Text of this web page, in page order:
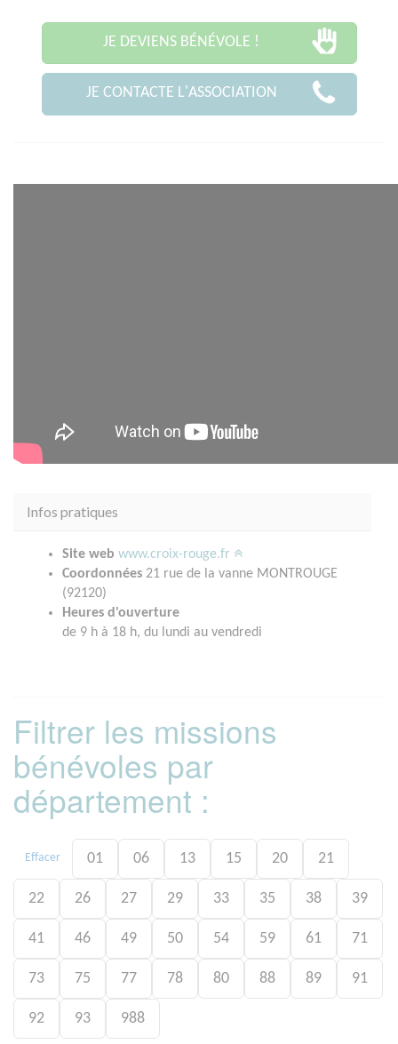
JE DEVIENS BÉNÉVOLE !
JE CONTACTE L'ASSOCIATION
Infos pratiques
Site web www.croix-rouge.fr
Coordonnées 21 rue de la vanne MONTROUGE
(92120)
Heures d'ouverture
de 9 h à 18 h, du lundi au vendredi
Filtrer les missions
bénévoles par
département :
Effacer 01 06 13 15 20 21
22 26 27 29 33 35 38 39
41 46 49 50 54 59 61 71
73 75 77 78 80 88 89 91
92 93 988